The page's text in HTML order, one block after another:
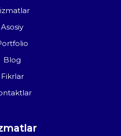
Asosiy
Blog
Fikrlar